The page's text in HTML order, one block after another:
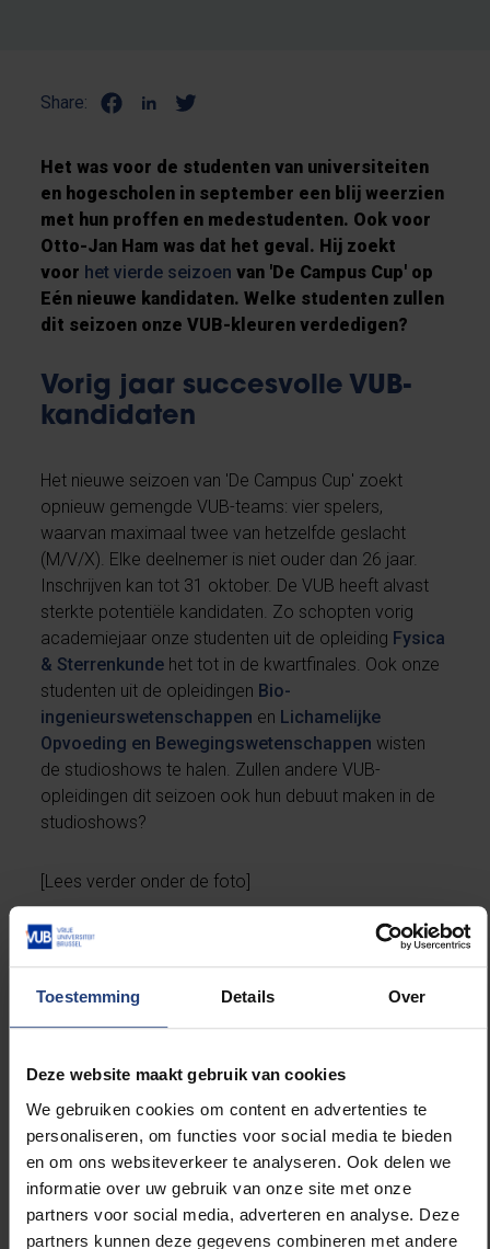
Toestemming Details Over
Deze website maakt gebruik van cookies
We gebruiken cookies om content en advertenties te
personaliseren, om functies voor social media te bieden
en om ons websiteverkeer te analyseren. Ook delen we
informatie over uw gebruik van onze site met onze
partners voor social media, adverteren en analyse. Deze
partners kunnen deze gegevens combineren met andere
Share:
Het was voor de studenten van universiteiten
en hogescholen in september een blij weerzien
met hun proffen en medestudenten. Ook voor
Otto-Jan Ham was dat het geval. Hij zoekt
voor het vierde seizoen van 'De Campus Cup' op
Eén nieuwe kandidaten. Welke studenten zullen
dit seizoen onze VUB-kleuren verdedigen?
Vorig jaar succesvolle VUB-
kandidaten
Het nieuwe seizoen van 'De Campus Cup' zoekt
opnieuw gemengde VUB-teams: vier spelers,
waarvan maximaal twee van hetzelfde geslacht
(M/V/X). Elke deelnemer is niet ouder dan 26 jaar.
Inschrijven kan tot 31 oktober. De VUB heeft alvast
sterkte potentiële kandidaten. Zo schopten vorig
academiejaar onze studenten uit de opleiding Fysica
& Sterrenkunde het tot in de kwartfinales. Ook onze
studenten uit de opleidingen Bio-
ingenieurswetenschappen en Lichamelijke
Opvoeding en Bewegingswetenschappen wisten
de studioshows te halen. Zullen andere VUB-
opleidingen dit seizoen ook hun debuut maken in de
studioshows?
[Lees verder onder de foto]